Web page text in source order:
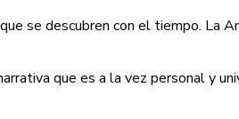
se descubren con el tiempo. La
que es a la vez personal y